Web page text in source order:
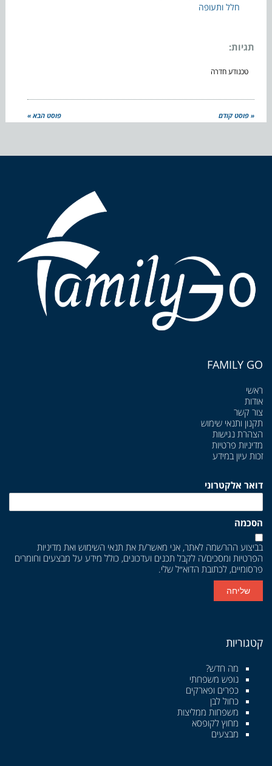
חלל ותעופה
תגיות:
טכנודע חדרה
« פוסט קודם פוסט הבא »
FAMILY GO
ראשי
אודות
צור קשר
תקנון ותנאי שימוש
הצהרת נגישות
מדיניות פרטיות
זכות עיון במידע
דואר אלקטרוני
הסכמה
בביצוע ההרשמה לאתר, אני מאשר/ת את תנאי השימוש ואת מדיניות
הפרטיות ומסכים/ה לקבל תכנים ועדכונים, כולל מידע על מבצעים וחומרים
פרסומיים, לכתובת הדוא״ל שלי.
שליחה
קטגוריות
מה חדש?
נופש משפחתי
כפרים ופארקים
כחול לבן
משפחות ממליצות
מחוץ לקופסא
מבצעים